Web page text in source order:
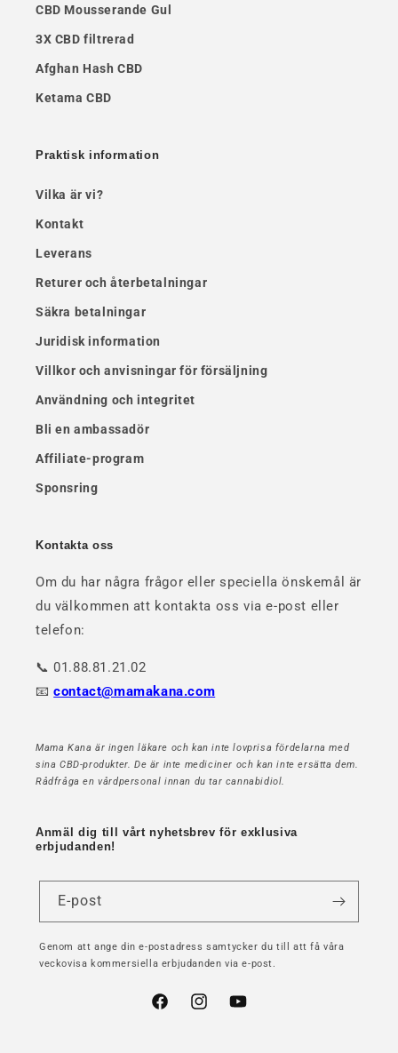
CBD Mousserande Gul
3X CBD filtrerad
Afghan Hash CBD
Ketama CBD
Praktisk information
Vilka är vi?
Kontakt
Leverans
Returer och återbetalningar
Säkra betalningar
Juridisk information
Villkor och anvisningar för försäljning
Användning och integritet
Bli en ambassadör
Affiliate-program
Sponsring
Kontakta oss
Om du har några frågor eller speciella önskemål är
du välkommen att kontakta oss via e-post eller
telefon:
📞 01.88.81.21.02
📧contact@mamakana.com
Mama Kana är ingen läkare och kan inte lovprisa fördelarna med
sina CBD-produkter. De är inte mediciner och kan inte ersätta dem.
Rådfråga en vårdpersonal innan du tar cannabidiol.
Anmäl dig till vårt nyhetsbrev för exklusiva
erbjudanden!
E-post
Genom att ange din e-postadress samtycker du till att få våra
veckovisa kommersiella erbjudanden via e-post.
FacebookInstagramYouTube